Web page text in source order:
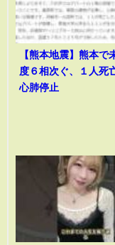
【熊本地震】熊本で
度６相次ぐ、１人死
心肺停止